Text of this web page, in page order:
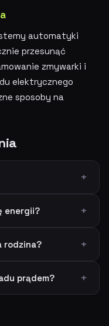
automatyki
przesunąć
zmywarki i
elektrycznego
sposoby na
energii?
rodzina?
prądem?